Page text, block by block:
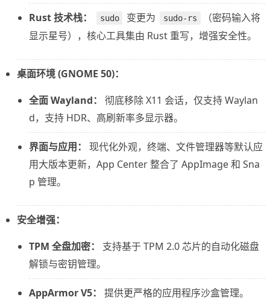
Rust 技术栈： sudo 变更为 sudo-rs
（密码输入将
显示星号），核心工具集由 Rust 重写，增强安全性。
桌面环境 (GNOME 50)：
全面 Wayland：
彻底移除 X11 会话，仅支持 Waylan
d，支持 HDR、高刷新率多显示器。
界面与应用：
现代化外观，终端、文件管理器等默认应
用大版本更新，App Center 整合了 AppImage 和 Sna
p 管理。
安全增强：
TPM 全盘加密：
支持基于 TPM 2.0 芯片的自动化磁盘
解锁与密钥管理。
AppArmor V5： 提供更严格的应用程序沙盒管理。